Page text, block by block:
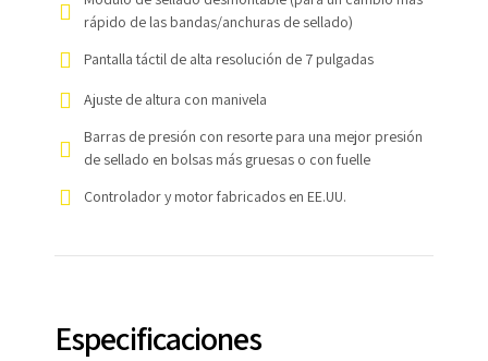
rápido de las bandas/anchuras de sellado)
Pantalla táctil de alta resolución de 7 pulgadas
Ajuste de altura con manivela
Barras de presión con resorte para una mejor presión
de sellado en bolsas más gruesas o con fuelle
Controlador y motor fabricados en EE.UU.
Especificaciones